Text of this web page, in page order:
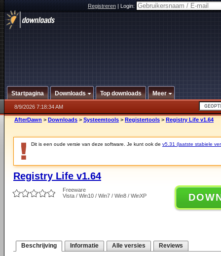
Registreren|Login:
Startpagina Downloads Top downloads Meer
8/9/2026 7:18:34 AM
AfterDawn > Downloads > Systeemtools > Registertools > Registry Life v1.64
Dit is een oude versie van deze software. Je kunt ook de v5.31 (laatste stabiele
Registry Life v1.64
Freeware
Vista / Win10 / Win7 / Win8 / WinXP
Beschrijving Informatie Alle versies Reviews